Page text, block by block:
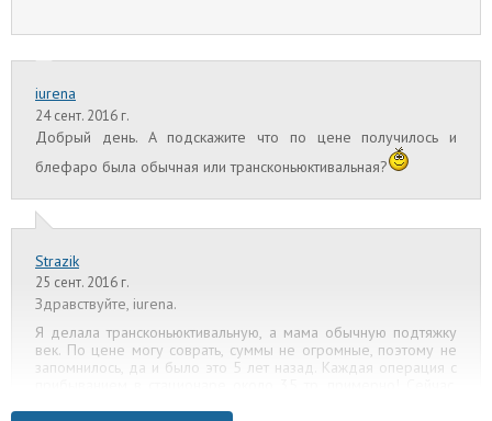
iurena
24 сент. 2016 г.
Добрый день. А подскажите что по цене получилось и
блефаро была обычная или трансконьюктивальная?
Strazik
25 сент. 2016 г.
Здравствуйте, iurena.
Я делала трансконьюктивальную, а мама обычную подтяжку
век. По цене могу соврать, суммы не огромные, поэтому не
запомнилось, да и было это 5 лет назад. Каждая операция с